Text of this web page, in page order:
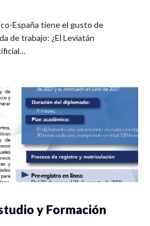
España tiene el gusto de
de trabajo: ¿El Leviatán
y Formación